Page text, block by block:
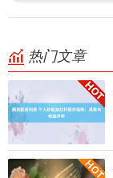
热门文章